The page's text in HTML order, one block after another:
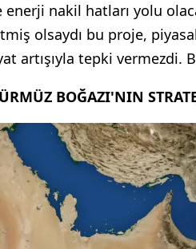
enerji nakil hatları yolu
olsaydı bu proje,
artışıyla tepki vermezdi.
BOĞAZI'NIN